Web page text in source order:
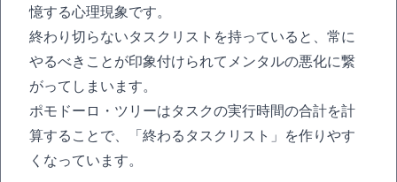
憶する心理現象です。
終わり切らないタスクリストを持っていると、常に
やるべきことが印象付けられてメンタルの悪化に繋
がってしまいます。
ポモドーロ・ツリーはタスクの実行時間の合計を計
算することで、「終わるタスクリスト」を作りやす
くなっています。